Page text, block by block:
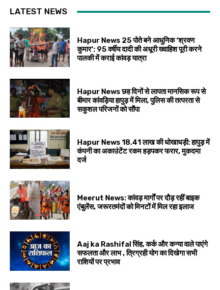
LATEST NEWS
Hapur News 25 पोते बने आधुनिक ‘श्रवण
कुमार’: 95 वर्षीय दादी की अधूरी ख्वाहिश पूरी करने
पालकी में कराई कांवड़ यात्रा
Hapur News छह दिनों से लापता मानसिक रूप से
बीमार कांवड़िया हापुड़ में मिला, पुलिस की तत्परता से
सकुशल परिजनों को सौंपा
Hapur News 18.41 लाख की धोखाधड़ी: हापुड़ में
कंपनी का अकाउंटेंट रकम हड़पकर फरार, मुकदमा
दर्ज
Meerut News: कांवड़ मार्गों पर दौड़ रहीं बाइक
एंबुलेंस, जरूरतमंदों को मिनटों में मिल रहा इलाज
Aaj ka Rashifal सिंह, कर्क और कन्या वाले पाएंगे
सफलता और लाभ , त्रिग्रही योग का दिखेगा सभी
राशियों पर प्रभाव